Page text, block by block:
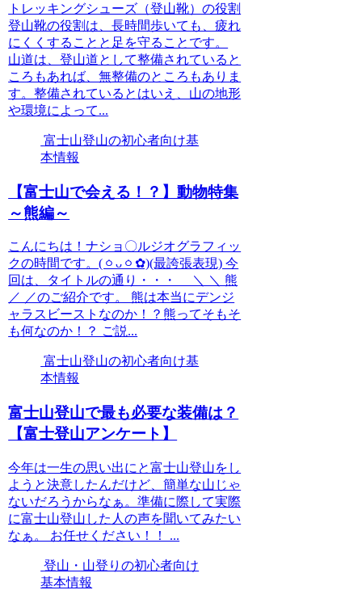
トレッキングシューズ（登山靴）の役割
登山靴の役割は、長時間歩いても、疲れ
にくくすることと足を守ることです。
山道は、登山道として整備されていると
ころもあれば、無整備のところもありま
す。整備されているとはいえ、山の地形
や環境によって...
富士山登山の初心者向け基
本情報
【富士山で会える！？】動物特集
～熊編～
こんにちは！ナショ〇ルジオグラフィッ
クの時間です。(ㆁᴗㆁ✿)(最誇張表現) 今
回は、タイトルの通り・・・ ＼ ＼ 熊
／ ／のご紹介です。 熊は本当にデンジ
ャラスビーストなのか！？熊ってそもそ
も何なのか！？ ご説...
富士山登山の初心者向け基
本情報
富士山登山で最も必要な装備は？
【富士登山アンケート】
今年は一生の思い出にと富士山登山をし
ようと決意したんだけど、簡単な山じゃ
ないだろうからなぁ。準備に際して実際
に富士山登山した人の声を聞いてみたい
なぁ。 お任せください！！ ...
登山・山登りの初心者向け
基本情報